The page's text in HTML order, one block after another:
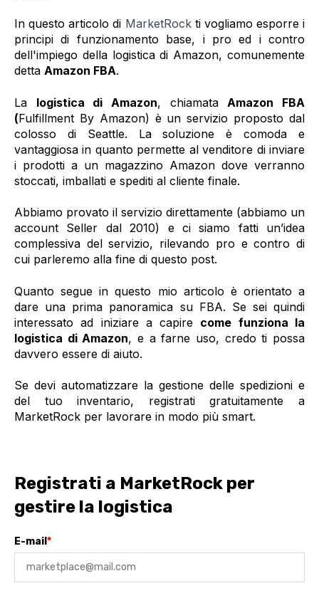
In questo articolo di MarketRock ti vogliamo esporre i
principi di funzionamento base, i pro ed i contro
dell'impiego della logistica di Amazon, comunemente
detta Amazon FBA.
La logistica di Amazon, chiamata Amazon FBA
(Fulfillment By Amazon) è un servizio proposto dal
colosso di Seattle. La soluzione è comoda e
vantaggiosa in quanto permette al venditore di inviare
i prodotti a un magazzino Amazon dove verranno
stoccati, imballati e spediti al cliente finale.
Abbiamo provato il servizio direttamente (abbiamo un
account Seller dal 2010) e ci siamo fatti un’idea
complessiva del servizio, rilevando pro e contro di
cui parleremo alla fine di questo post.
Quanto segue in questo mio articolo è orientato a
dare una prima panoramica su FBA. Se sei quindi
interessato ad iniziare a capire come funziona la
logistica di Amazon, e a farne uso, credo ti possa
davvero essere di aiuto.
Se devi automatizzare la gestione delle spedizioni e
del tuo inventario, registrati gratuitamente a
MarketRock per lavorare in modo più smart.
Registrati a MarketRock per
gestire la logistica
E-mail *